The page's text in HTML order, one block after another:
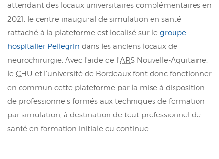
attendant des locaux universitaires complémentaires en
2021, le centre inaugural de simulation en santé
rattaché à la plateforme est localisé sur le groupe
hospitalier Pellegrin dans les anciens locaux de
neurochirurgie. Avec l'aide de l'ARS Nouvelle-Aquitaine,
le CHU et l'université de Bordeaux font donc fonctionner
en commun cette plateforme par la mise à disposition
de professionnels formés aux techniques de formation
par simulation, à destination de tout professionnel de
santé en formation initiale ou continue.